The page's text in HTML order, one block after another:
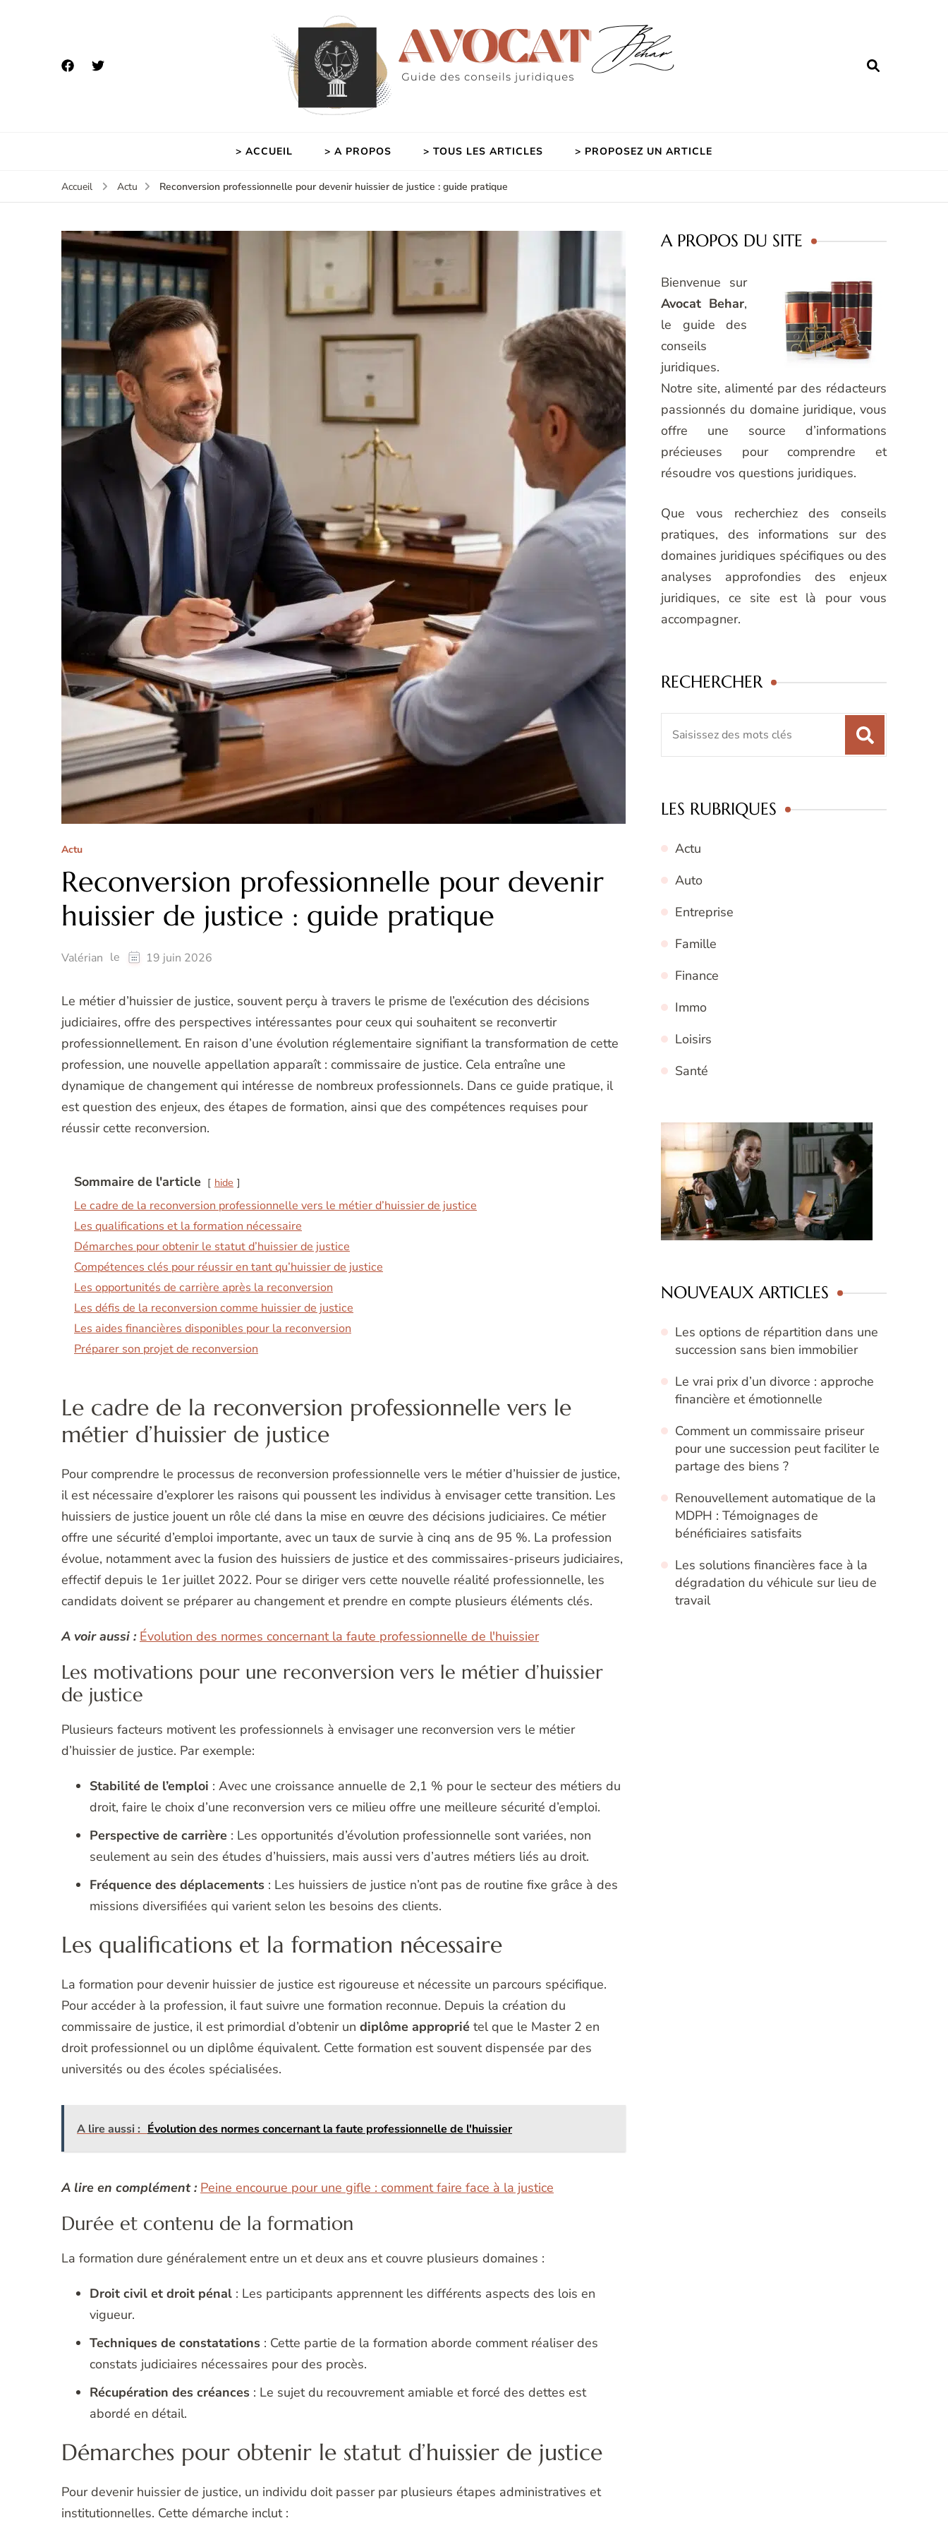
> ACCUEIL > A PROPOS > TOUS LES ARTICLES > PROPOSEZ UN ARTICLE
Accueil Actu Reconversion professionnelle pour devenir huissier de justice : guide pratique
Actu
Reconversion professionnelle pour devenir
huissier de justice : guide pratique
Valérian le 19 juin 2026
Le métier d’huissier de justice, souvent perçu à travers le prisme de l’exécution des décisions
judiciaires, offre des perspectives intéressantes pour ceux qui souhaitent se reconvertir
professionnellement. En raison d’une évolution réglementaire signifiant la transformation de cette
profession, une nouvelle appellation apparaît : commissaire de justice. Cela entraîne une
dynamique de changement qui intéresse de nombreux professionnels. Dans ce guide pratique, il
est question des enjeux, des étapes de formation, ainsi que des compétences requises pour
réussir cette reconversion.
Sommaire de l'article hide
Le cadre de la reconversion professionnelle vers le métier d’huissier de justice
Les qualifications et la formation nécessaire
Démarches pour obtenir le statut d’huissier de justice
Compétences clés pour réussir en tant qu’huissier de justice
Les opportunités de carrière après la reconversion
Les défis de la reconversion comme huissier de justice
Les aides financières disponibles pour la reconversion
Préparer son projet de reconversion
Le cadre de la reconversion professionnelle vers le
métier d’huissier de justice
Pour comprendre le processus de reconversion professionnelle vers le métier d’huissier de justice,
il est nécessaire d’explorer les raisons qui poussent les individus à envisager cette transition. Les
huissiers de justice jouent un rôle clé dans la mise en œuvre des décisions judiciaires. Ce métier
offre une sécurité d’emploi importante, avec un taux de survie à cinq ans de 95 %. La profession
évolue, notamment avec la fusion des huissiers de justice et des commissaires-priseurs judiciaires,
effectif depuis le 1er juillet 2022. Pour se diriger vers cette nouvelle réalité professionnelle, les
candidats doivent se préparer au changement et prendre en compte plusieurs éléments clés.
A voir aussi : Évolution des normes concernant la faute professionnelle de l'huissier
Les motivations pour une reconversion vers le métier d’huissier
de justice
Plusieurs facteurs motivent les professionnels à envisager une reconversion vers le métier
d’huissier de justice. Par exemple:
Stabilité de l’emploi : Avec une croissance annuelle de 2,1 % pour le secteur des métiers du
droit, faire le choix d’une reconversion vers ce milieu offre une meilleure sécurité d’emploi.
Perspective de carrière : Les opportunités d’évolution professionnelle sont variées, non
seulement au sein des études d’huissiers, mais aussi vers d’autres métiers liés au droit.
Fréquence des déplacements : Les huissiers de justice n’ont pas de routine fixe grâce à des
missions diversifiées qui varient selon les besoins des clients.
Les qualifications et la formation nécessaire
La formation pour devenir huissier de justice est rigoureuse et nécessite un parcours spécifique.
Pour accéder à la profession, il faut suivre une formation reconnue. Depuis la création du
commissaire de justice, il est primordial d’obtenir un diplôme approprié tel que le Master 2 en
droit professionnel ou un diplôme équivalent. Cette formation est souvent dispensée par des
universités ou des écoles spécialisées.
A lire aussi : Évolution des normes concernant la faute professionnelle de l'huissier
A lire en complément : Peine encourue pour une gifle : comment faire face à la justice
Durée et contenu de la formation
La formation dure généralement entre un et deux ans et couvre plusieurs domaines :
Droit civil et droit pénal : Les participants apprennent les différents aspects des lois en
vigueur.
Techniques de constatations : Cette partie de la formation aborde comment réaliser des
constats judiciaires nécessaires pour des procès.
Récupération des créances : Le sujet du recouvrement amiable et forcé des dettes est
abordé en détail.
Démarches pour obtenir le statut d’huissier de justice
Pour devenir huissier de justice, un individu doit passer par plusieurs étapes administratives et
institutionnelles. Cette démarche inclut :
A PROPOS DU SITE
Bienvenue sur
Avocat Behar,
le guide des
conseils
juridiques.
Notre site, alimenté par des rédacteurs
passionnés du domaine juridique, vous
offre une source d’informations
précieuses pour comprendre et
résoudre vos questions juridiques.
Que vous recherchiez des conseils
pratiques, des informations sur des
domaines juridiques spécifiques ou des
analyses approfondies des enjeux
juridiques, ce site est là pour vous
accompagner.
RECHERCHER
LES RUBRIQUES
Actu
Auto
Entreprise
Famille
Finance
Immo
Loisirs
Santé
NOUVEAUX ARTICLES
Les options de répartition dans une
succession sans bien immobilier
Le vrai prix d’un divorce : approche
financière et émotionnelle
Comment un commissaire priseur
pour une succession peut faciliter le
partage des biens ?
Renouvellement automatique de la
MDPH : Témoignages de
bénéficiaires satisfaits
Les solutions financières face à la
dégradation du véhicule sur lieu de
travail